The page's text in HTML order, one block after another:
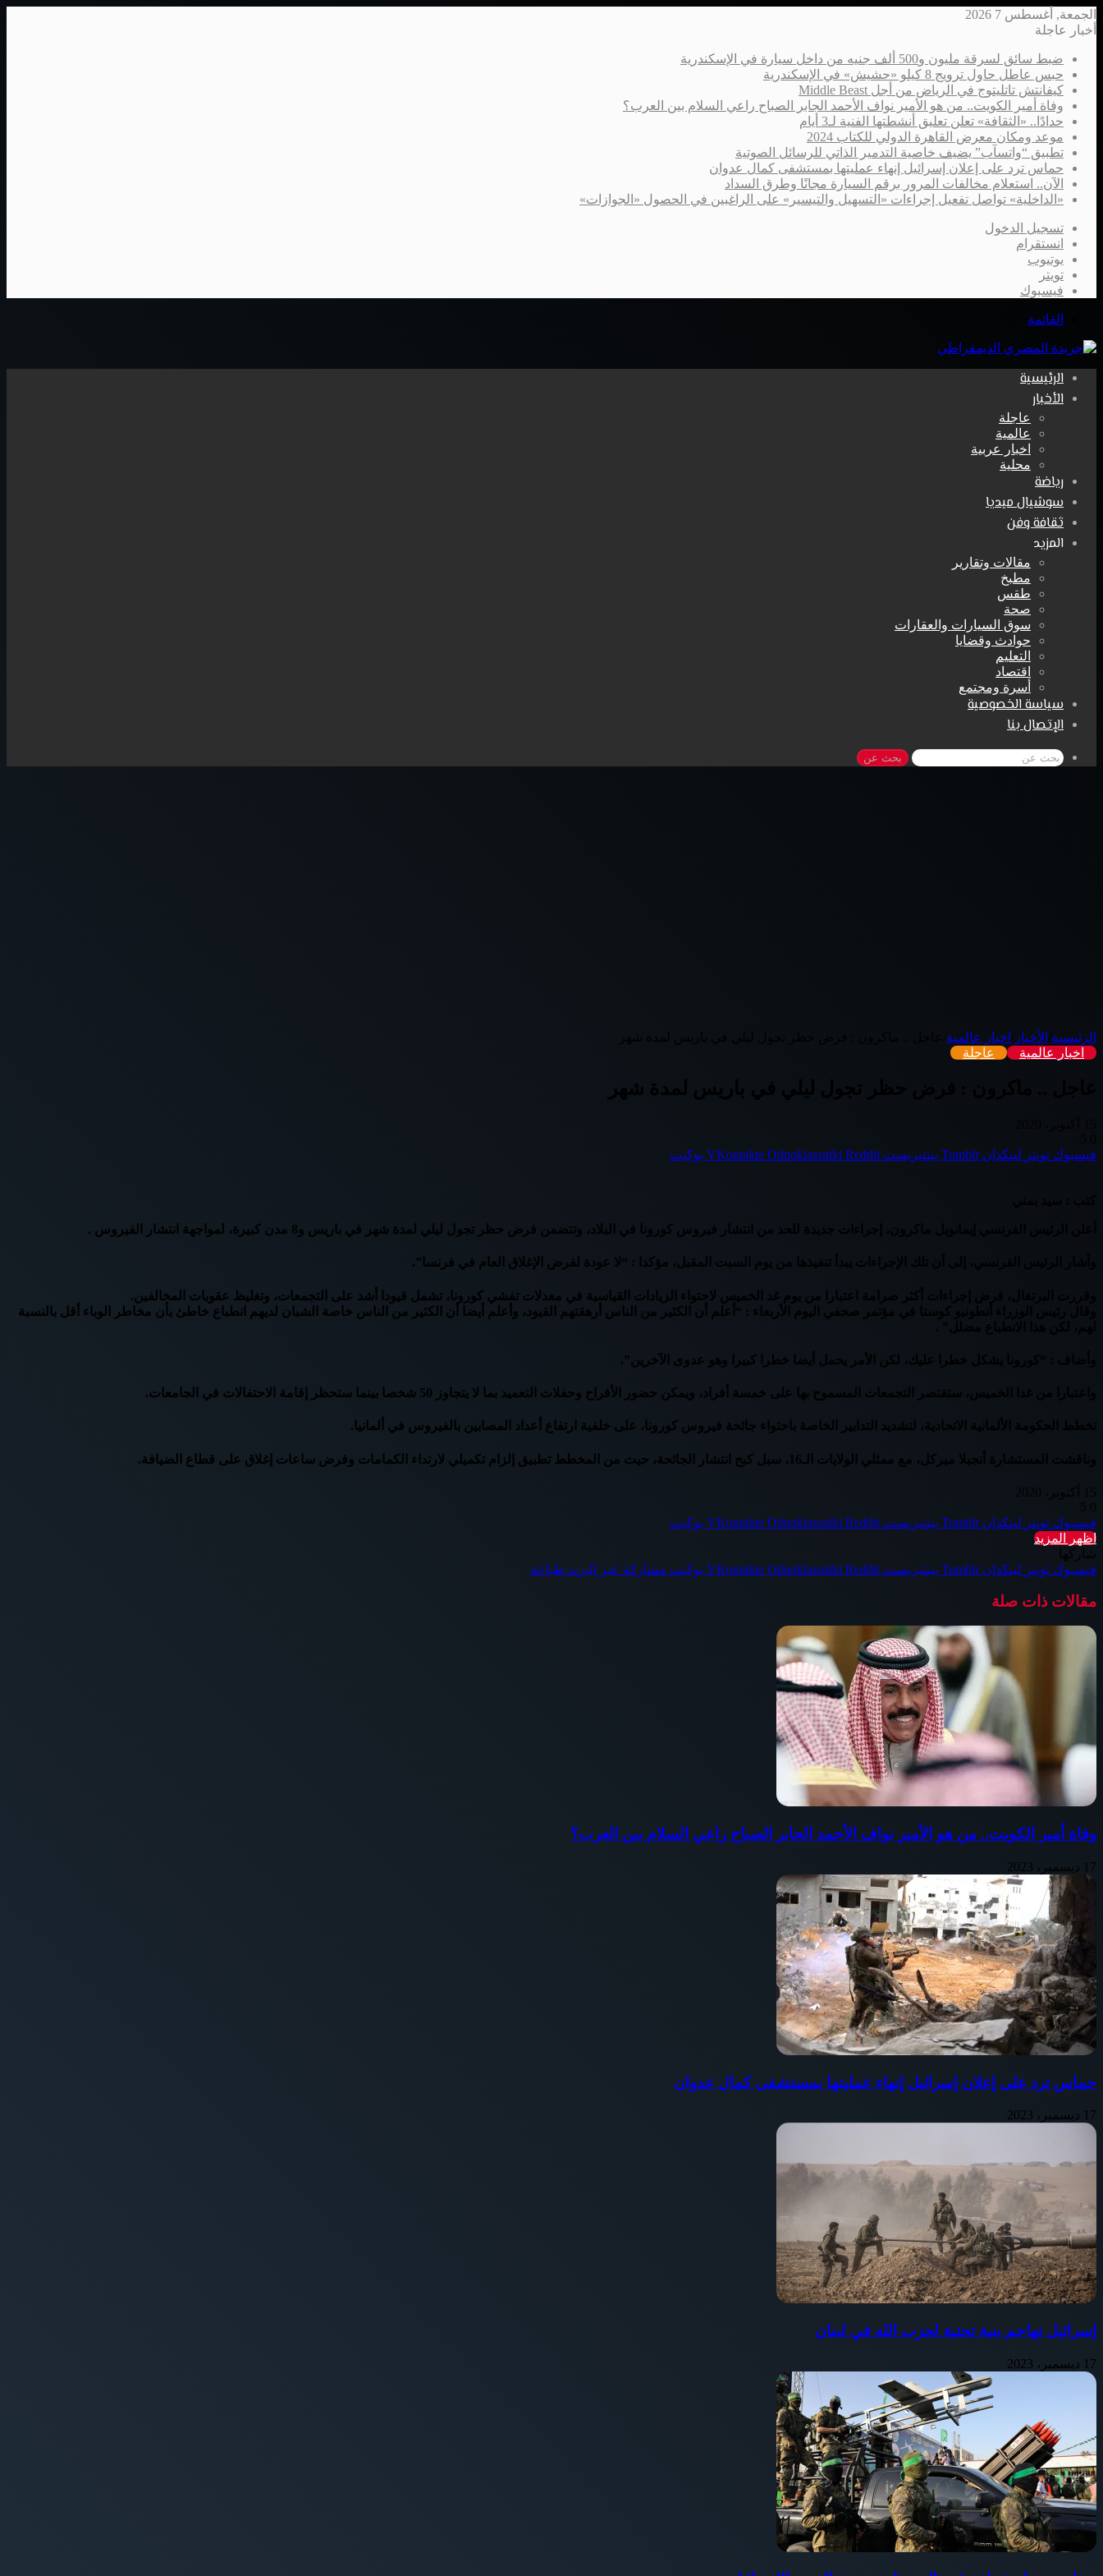
الجمعة, أغسطس 7 2026
أخبار عاجلة
ضبط سائق لسرقة مليون و500 ألف جنيه من داخل سيارة في الإسكندرية
حبس عاطل حاول ترويج 8 كيلو «حشيش» في الإسكندرية
كيفانتش تاتليتوج في الرياض من أجل Middle Beast
وفاة أمير الكويت.. من هو الأمير نواف الأحمد الجابر الصباح راعي السلام بين العرب؟
حدادًا.. «الثقافة» تعلن تعليق أنشطتها الفنية لـ3 أيام
موعد ومكان معرض القاهرة الدولي للكتاب 2024
تطبيق “واتسآب” يضيف خاصية التدمير الذاتي للرسائل الصوتية
حماس ترد على إعلان إسرائيل إنهاء عمليتها بمستشفى كمال عدوان
الآن.. استعلام مخالفات المرور برقم السيارة مجانًا وطرق السداد
«الداخلية» تواصل تفعيل إجراءات «التسهيل والتيسير» على الراغبين في الحصول «الجوازات»
تسجيل الدخول
انستقرام
يوتيوب
تويتر
فيسبوك
القائمة
الرئيسية
الأخبار
عاجلة
عالمية
اخبار عربية
محلية
رياضة
سوشيال ميديا
ثقافة وفن
المزيد
مقالات وتقارير
مطبخ
طقس
صحة
سوق السيارات والعقارات
حوادث وقضايا
التعليم
اقتصاد
أسرة ومجتمع
سياسة الخصوصية
الإتصال بنا
بحث عن
الرئيسية الأخبار اخبار عالمية
اخبار عالمية
عاجلة
عاجل .. ماكرون : فرض حظر تجول ليلي في باريس لمدة شهر
فيسبوك تويتر لينكدإن بينتيريست Odnoklassniki بوكيت
أعلن الرئيس الفرنسي إيمانويل ماكرون، إجراءات جديدة للحد من انتشار فيروس كورونا في البلاد، وتتضمن فرض حظر تجول ليلي لمدة شهر في باريس و8 مدن كبيرة، لمواجهة انتشار الفيروس .
وأشار الرئيس الفرنسي، إلى أن تلك الإجراءات يبدأ تنفيذها من يوم السبت المقبل، مؤكدا : “لا عودة لفرض الإغلاق العام في فرنسا”.
وقررت البرتغال، فرض إجراءات أكثر صرامة اعتبارا من يوم غد الخميس لاحتواء الزيادات القياسية في معدلات تفشي كورونا، تشمل قيودا أشد على التجمعات، وتغليظ عقوبات المخالفين.
وقال رئيس الوزراء أنطونيو كوستا في مؤتمر صحفي اليوم الأربعاء : “أعلم أن الكثير من الناس أرهقتهم القيود، وأعلم أيضا أن الكثير من الناس خاصة الشبان لديهم انطباع خاطئ بأن مخاطر الوباء أقل بالنسبة
وأضاف : “كورونا يشكل خطرا عليك، لكن الأمر يحمل أيضا خطرا كبيرا وهو عدوى الآخرين”.
واعتبارا من غدا الخميس، ستقتصر التجمعات المسموح بها على خمسة أفراد، ويمكن حضور الأفراح وحفلات التعميد بما لا يتجاوز 50 شخصا بينما ستحظر إقامة الاحتفالات في الجامعات.
تخطط الحكومة الألمانية الاتحادية، لتشديد التدابير الخاصة باحتواء جائحة فيروس كورونا، على خلفية ارتفاع أعداد المصابين بالفيروس في ألمانيا.
وناقشت المستشارة أنجيلا ميركل، مع ممثلي الولايات الـ16، سبل كبح انتشار الجائحة، حيث من المخطط تطبيق إلزام تكميلي لارتداء الكمامات وفرض ساعات إغلاق على قطاع الضيافة.
فيسبوك تويتر لينكدإن بينتيريست Odnoklassniki
بوكيت
اظهر المزيد
شاركها
فيسبوك تويتر لينكدإن بينتيريست Odnoklassniki بوكيت مشاركة عبر البريد طباعة
مقالات ذات صلة
وفاة أمير الكويت.. من هو الأمير نواف الأحمد الجابر الصباح راعي السلام بين العرب؟
17 ديسمبر، 2023
حماس ترد على إعلان إسرائيل إنهاء عمليتها بمستشفى كمال عدوان
17 ديسمبر، 2023
إسرائيل تهاجم بنية تحتية لحزب الله في لبنان
17 ديسمبر، 2023